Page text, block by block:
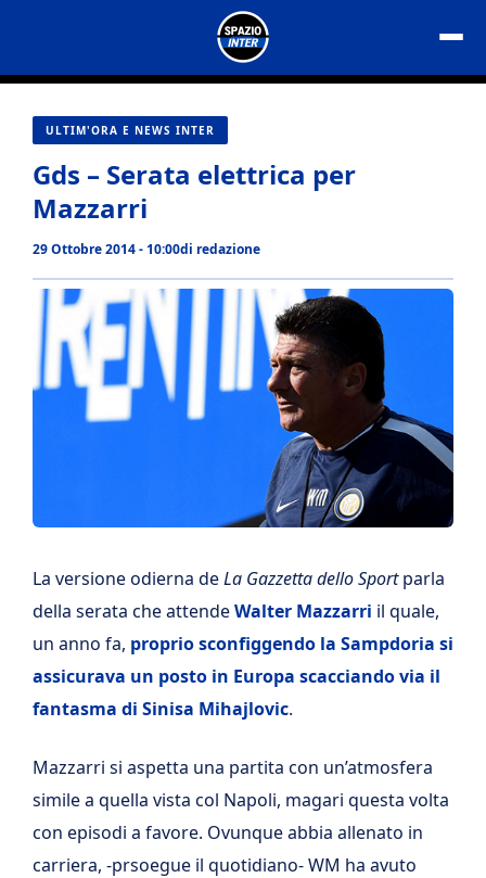
contenuto
ULTIM'ORA E NEWS INTER
Gds – Serata elettrica per
Mazzarri
29 Ottobre 2014 - 10:00di redazione
La versione odierna deLa Gazzetta dello Sportparla
della serata che attendeWalter Mazzarri il quale,
un anno fa, proprio sconfiggendo la Sampdoria si
assicurava un posto in Europa scacciando via il
fantasma di Sinisa Mihajlovic.
Mazzarri si aspetta una partita con un’atmosfera
simile a quella vista col Napoli, magari questa volta
con episodi a favore. Ovunque abbia allenato in
carriera, -prsoegue il quotidiano- WM ha avuto